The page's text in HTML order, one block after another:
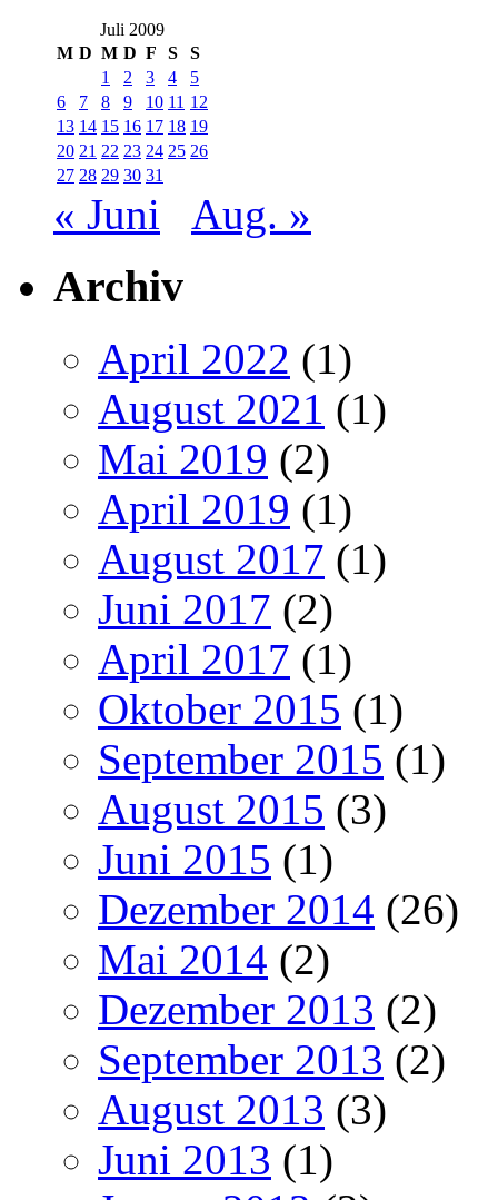
Juli 2009
M D M D F S
S
1
2 3 4
5
6
7 8 9 10 11 12
13 14 15 16 17 18 19
20 21 22 23 24 25 26
27 28 29 30 31
« Juni Aug. »
Archiv
April 2022 (1)
August 2021 (1)
Mai 2019 (2)
April 2019 (1)
August 2017 (1)
Juni 2017 (2)
April 2017 (1)
Oktober 2015 (1)
September 2015 (1)
August 2015 (3)
Juni 2015 (1)
Dezember 2014 (26)
Mai 2014 (2)
Dezember 2013 (2)
September 2013 (2)
August 2013 (3)
Juni 2013 (1)